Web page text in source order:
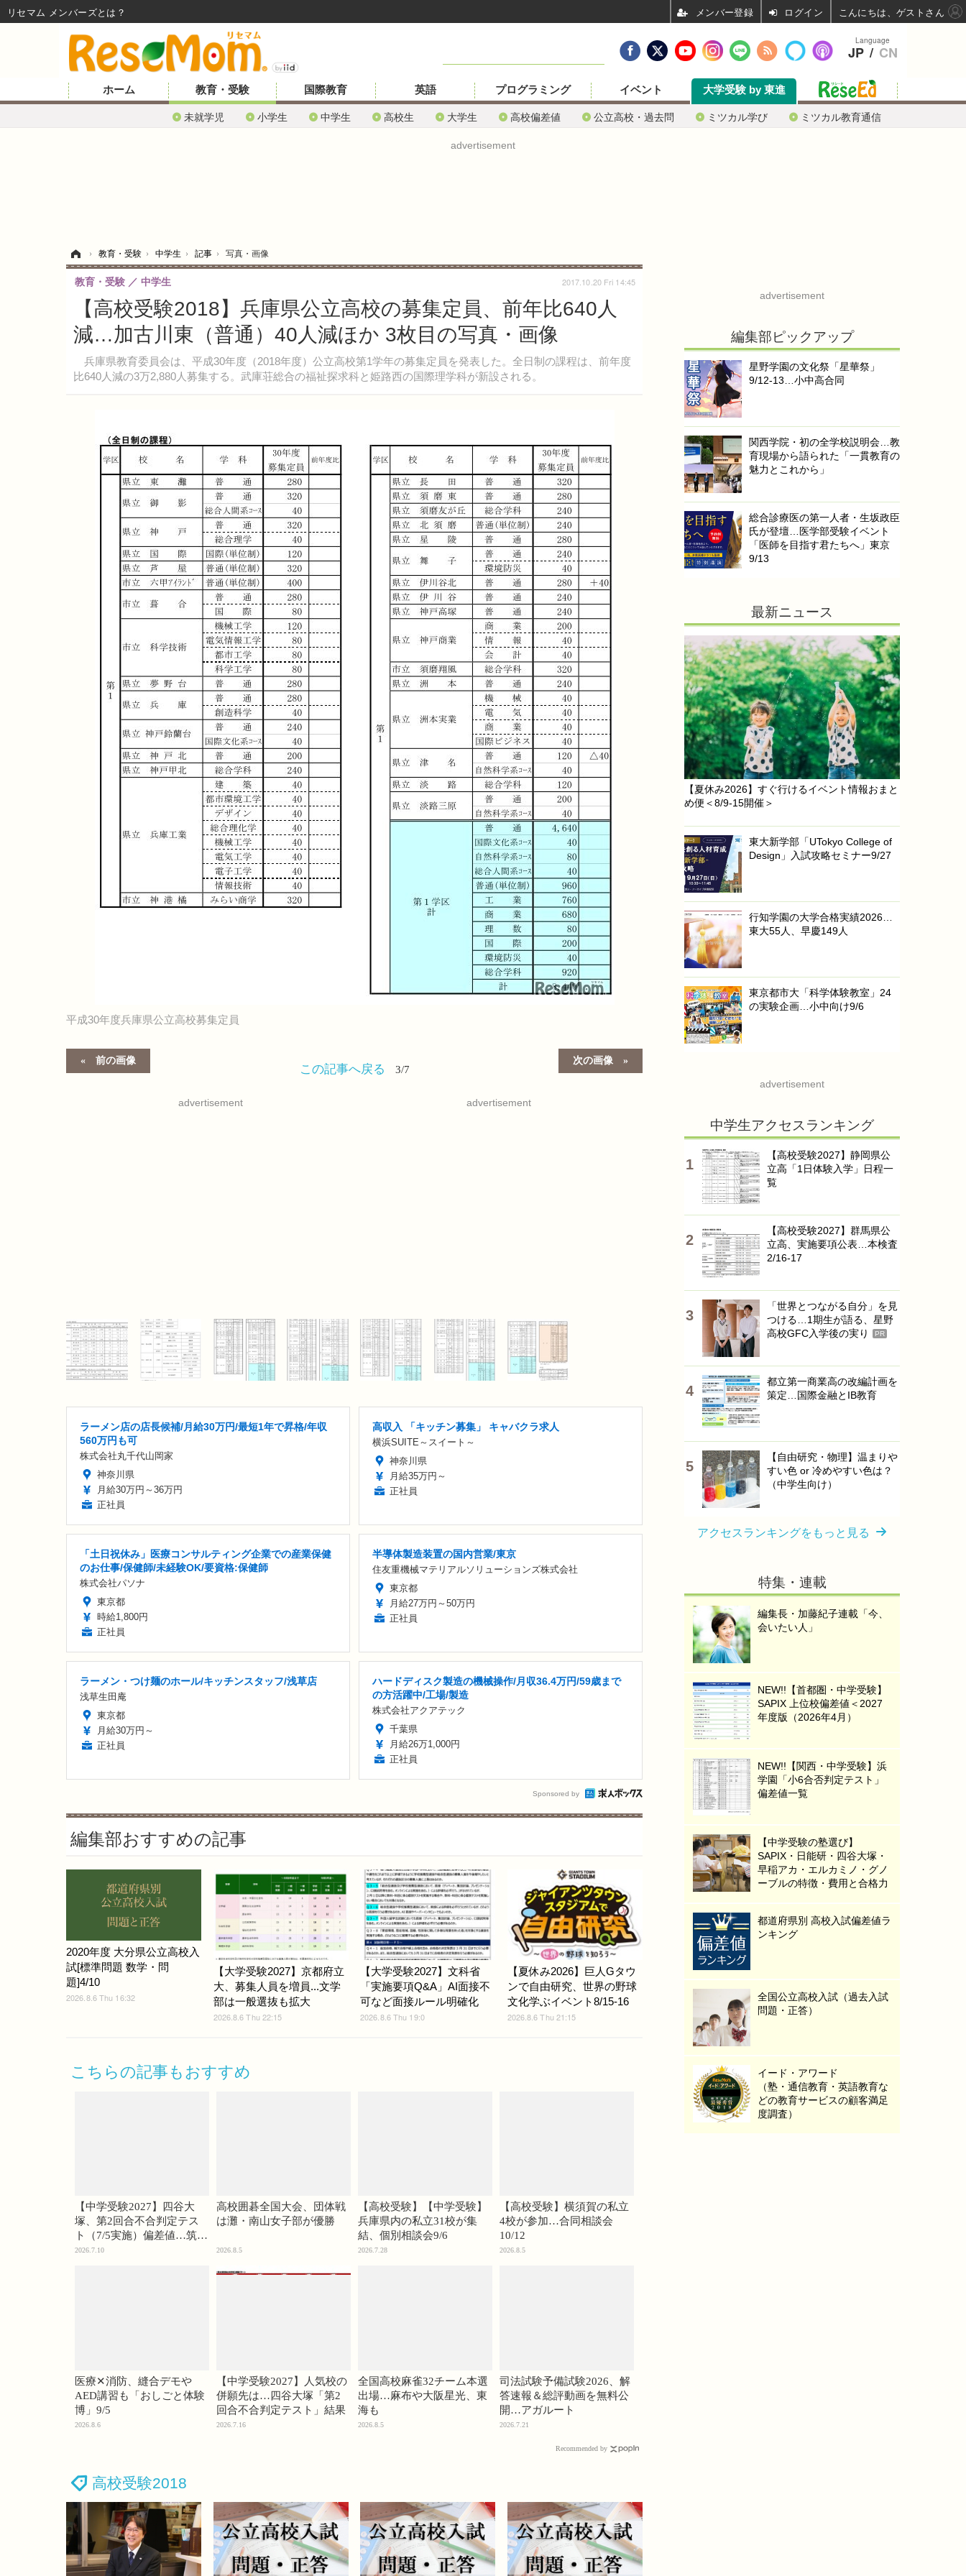
ホーム 教育・受験
未就学児 小学生 中学生 高校生 大学生 高校偏差値 公立高校・過去問 ミツカル学び ミツカル教育通信
国際教育 英語 プログラミング イベント 大学受験 by 東進
advertisement
› 教育・受験 › 中学生 › 記事 › 写真・画像
【高校受験2018】兵庫県公立高校の募集定員、前年比640人
減…加古川東（普通）40人減ほか 3枚目の写真・画像
兵庫県教育委員会は、平成30年度（2018年度）公立高校第1学年の募集定員を発表した。全日制の課程は、前年度
比640人減の3万2,880人募集する。武庫荘総合の福祉探求科と姫路西の国際理学科が新設される。
教育・受験 中学生 2017.10.20 Fri 14:45
平成30年度兵庫県公立高校募集定員
前の画像 次の画像
この記事へ戻る 3/7
advertisement advertisement
ラーメン店の店長候補/月給30万円/最短1年で昇格/年収
560万円も可
株式会社丸千代山岡家
神奈川県
月給30万円～36万円
正社員
高収入 「キッチン募集」 キャバクラ求人
横浜SUITE～スイート～
神奈川県
月給35万円～
正社員
「土日祝休み」医療コンサルティング企業での産業保健
のお仕事/保健師/未経験OK/要資格:保健師
株式会社パソナ
東京都
時給1,800円
正社員
半導体製造装置の国内営業/東京
住友重機械マテリアルソリューションズ株式会社
東京都
月給27万円～50万円
正社員
ラーメン・つけ麺のホール/キッチンスタッフ/浅草店
浅草生田庵
東京都
月給30万円～
正社員
ハードディスク製造の機械操作/月収36.4万円/59歳まで
の方活躍中/工場/製造
株式会社アクアテック
千葉県
月給26万1,000円
正社員
Sponsored by
編集部おすすめの記事
2020年度 大分県公立高校入
試[標準問題 数学・問
題]4/10
2026.8.6 Thu 16:32
【大学受験2027】京都府立
大、募集人員を増員...文学
部は一般選抜も拡大
2026.8.6 Thu 22:15
【大学受験2027】文科省
「実施要項Q&A」AI面接不
可など面接ルール明確化
2026.8.6 Thu 19:0
【夏休み2026】巨人Gタウ
ンで自由研究、世界の野球
文化学ぶイベント8/15-16
2026.8.6 Thu 21:15
こちらの記事もおすすめ
【中学受験2027】四谷大
塚、第2回合不合判定テス
ト（7/5実施）偏差値…筑駒
74・桜蔭70＜PR＞
2026.7.10
高校囲碁全国大会、団体戦
は灘・南山女子部が優勝
2026.8.5
【高校受験】【中学受験】
兵庫県内の私立31校が集
結、個別相談会9/6
2026.7.28
【高校受験】横須賀の私立
4校が参加…合同相談会
10/12
2026.8.5
医療✕消防、縫合デモや
AED講習も「おしごと体験
博」9/5
2026.8.6
【中学受験2027】人気校の
併願先は…四谷大塚「第2
回合不合判定テスト」結果
2026.7.16
全国高校麻雀32チーム本選
出場…麻布や大阪星光、東
海も
2026.8.5
司法試験予備試験2026、解
答速報＆総評動画を無料公
開…アガルート
2026.7.21
Recommended by
高校受験2018
advertisement
編集部ピックアップ
星野学園の文化祭「星華祭」
9/12-13…小中高合同
関西学院・初の全学校説明会…教
育現場から語られた「一貫教育の
魅力とこれから」
総合診療医の第一人者・生坂政臣
氏が登壇…医学部受験イベント
「医師を目指す君たちへ」東京
9/13
最新ニュース
【夏休み2026】すぐ行けるイベント情報おまと
め便＜8/9-15開催＞
東大新学部「UTokyo College of
Design」入試攻略セミナー9/27
行知学園の大学合格実績2026…
東大55人、早慶149人
東京都市大「科学体験教室」24
の実験企画…小中向け9/6
advertisement
中学生アクセスランキング
【高校受験2027】静岡県公
立高「1日体験入学」日程一
覧
【高校受験2027】群馬県公
立高、実施要項公表…本検査
2/16-17
「世界とつながる自分」を見
つける…1期生が語る、星野
高校GFC入学後の実り
PR
都立第一商業高の改編計画を
策定…国際金融とIB教育
【自由研究・物理】温まりや
すい色 or 冷めやすい色は？
（中学生向け）
アクセスランキングをもっと見る
特集・連載
編集長・加藤紀子連載「今、
会いたい人」
NEW!!【首都圏・中学受験】
SAPIX 上位校偏差値＜2027
年度版（2026年4月）
NEW!!【関西・中学受験】浜
学園「小6合否判定テスト」
偏差値一覧
【中学受験の塾選び】
SAPIX・日能研・四谷大塚・
早稲アカ・エルカミノ・グノ
ーブルの特徴・費用と合格力
都道府県別 高校入試偏差値ラ
ンキング
全国公立高校入試（過去入試
問題・正答）
イード・アワード
（塾・通信教育・英語教育な
どの教育サービスの顧客満足
度調査）
Language
JP / CN
リセマム メンバーズ ログイン こんにちは、ゲストさん